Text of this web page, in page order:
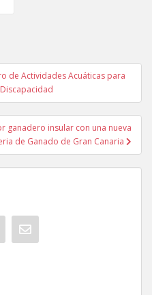
de Actividades Acuáticas para
ganadero insular con una nueva
de Ganado de Gran Canaria